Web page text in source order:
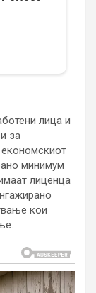
лица и
за
минимум
лиценца
кои